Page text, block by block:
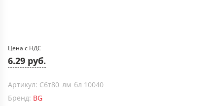
Цена с НДС
6.29 руб.
Артикул: С6т80_лм_бл 10040
Бренд: BG